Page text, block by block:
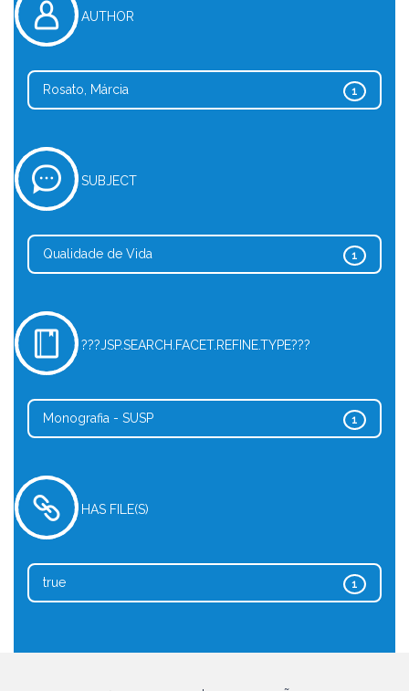
AUTHOR
1
Rosato, Márcia
SUBJECT
1
Qualidade de Vida
???JSP.SEARCH.FACET.REFINE.TYPE???
1
Monografia - SUSP
HAS FILE(S)
1
true